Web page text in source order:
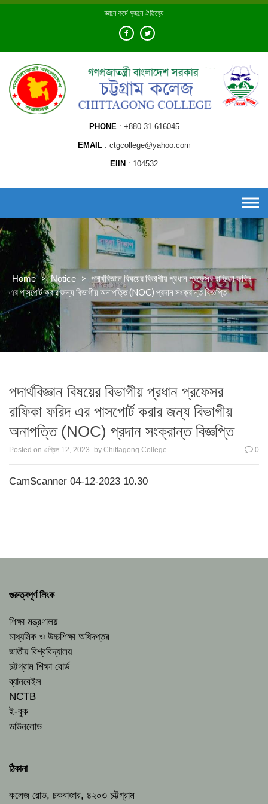
Skip
জ্ঞানে কর্মে সৃজনে ঐতিহ্যে
PHONE +880 31-616045
EMAIL ctgcollege@yahoo.com
EIIN 104532
Home > Notice > পদার্থবিজ্ঞান বিষয়ের বিভাগীয় প্রধান প্রফেসর রাফিকা ফরিদ
এর পাসপোর্ট করার জন্য বিভাগীয় অনাপত্তি (NOC) প্রদান সংক্রান্ত বিজ্ঞপ্তি
পদার্থবিজ্ঞান বিষয়ের বিভাগীয় প্রধান প্রফেসর
রাফিকা ফরিদ এর পাসপোর্ট করার জন্য বিভাগীয়
অনাপত্তি (NOC) প্রদান সংক্রান্ত বিজ্ঞপ্তি
Posted on এপ্রিল 12, 2023 by Chittagong College 0
CamScanner 04-12-2023 10.30
গুরুত্বপূর্ণ লিংক
শিক্ষা মন্ত্রণালয়
মাধ্যমিক ও উচ্চশিক্ষা অধিদপ্তর
জাতীয় বিশ্ববিদ্যালয়
চট্টগ্রাম শিক্ষা বোর্ড
ব্যানবেইস
NCTB
ই-বুক
ডাউনলোড
ঠিকানা
কলেজ রোড, চকবাজার, ৪২০৩ চট্টগ্রাম